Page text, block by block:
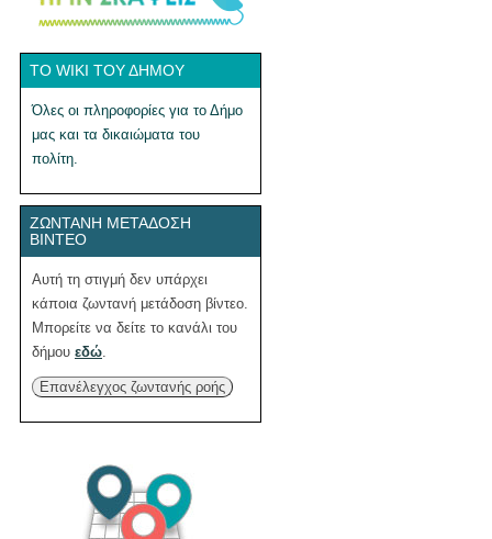
ΤΟ WIKI ΤΟΥ ΔΉΜΟΥ
Όλες οι πληροφορίες για το Δήμο
μας και τα δικαιώματα του
πολίτη.
ΖΩΝΤΑΝΉ ΜΕΤΆΔΟΣΗ
ΒΊΝΤΕΟ
Αυτή τη στιγμή δεν υπάρχει
κάποια ζωντανή μετάδοση βίντεο.
Μπορείτε να δείτε το κανάλι του
δήμου εδώ
Επανέλεγχος ζωντανής ροής